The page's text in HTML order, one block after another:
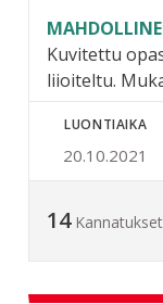
Kuvitettu
liioiteltu.
LUONTIAIKA
20.10.2021
14 Kannatukset